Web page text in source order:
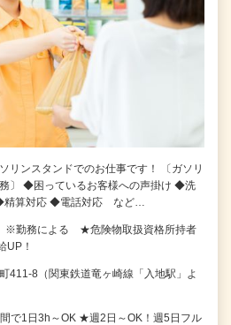
リンスタンドでのお仕事です！ 〔ガソリ
〕 ◆困っているお客様への声掛け ◆洗
精算対応 ◆電話対応 など…
※勤務による ★危険物取扱資格所持者
UP！
411-8（関東鉄道竜ヶ崎線「入地駅」よ
で1日3h～OK ★週2日～OK！週5日フル